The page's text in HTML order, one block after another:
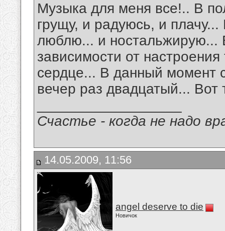
Музыка для меня все!.. В
грущу, и радуюсь, и
люблю... и ностальжирую...
зависимости от
сердце... В данный
вечер раз двадцатый... Вот
Счастье - когда не надо
14.05.2009, 11:56
angel deserve to die
Новичок